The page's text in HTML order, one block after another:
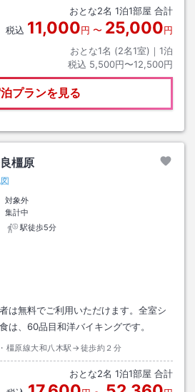
おとな2名 1泊1部屋 合計
税込 11,000円 〜 25,000円
おとな1名 (2名1室)｜ 1泊
税込 5,500円〜12,500円
プランを見る
橿原
対象外
集計中
駅徒歩5分
は無料でご利用いただけます。全室シ
は、60品目和洋バイキングです。
橿原線大和八木駅→徒歩約２分
おとな2名 1泊1部屋 合計